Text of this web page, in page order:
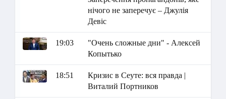
нічого не заперечує – Джулія
Девіс
19:03
"Очень сложные дни" - Алексей
Копытько
18:51
Кризис в Сеуте: вся правда |
Виталий Портников